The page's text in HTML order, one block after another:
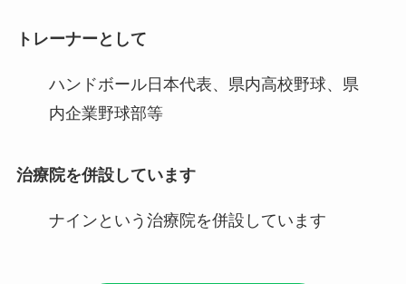
トレーナーとして
ハンドボール日本代表、県内高校野球、県
内企業野球部等
治療院を併設しています
ナインという治療院を併設しています